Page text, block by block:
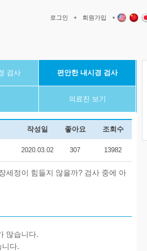
로그인 회원가입
검사 편안한 내시경 검사
의료진 보기
작성일 좋아요 조회수
2020.03.02 307 13982
세정이 힘들지 않을까? 검사 중에 아
많습니다.
니다.